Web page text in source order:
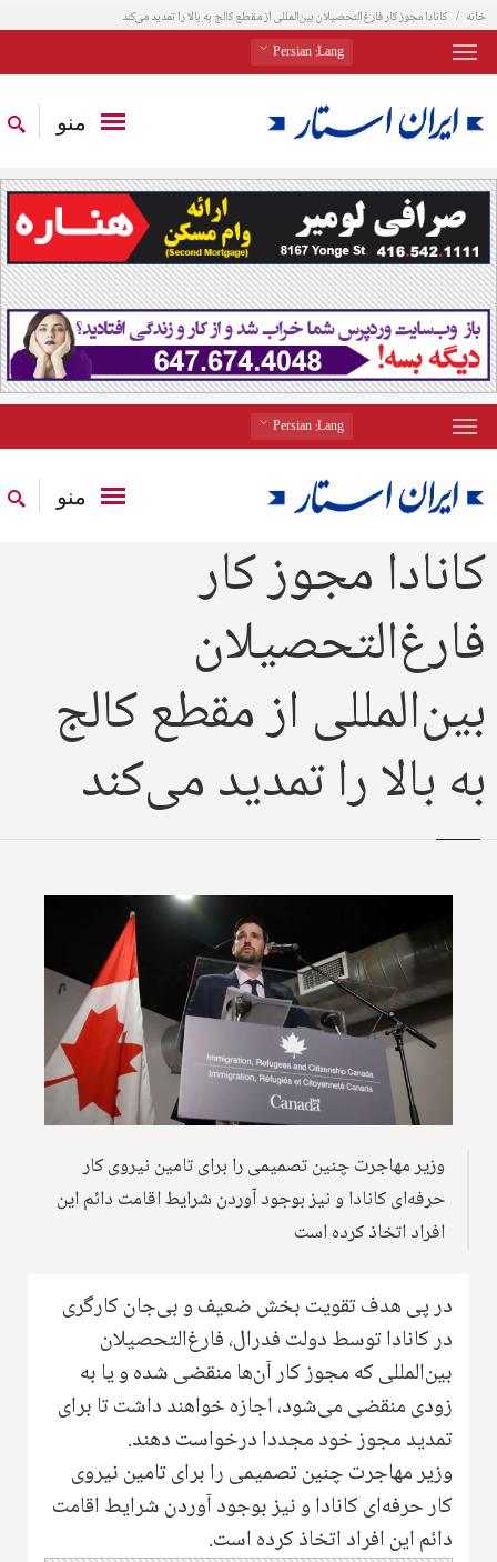
خانه کانادا مجوز کار ‌فارغ‌التحصیلان بین‌المللی از مقطع کالج به بالا را تمدید می‌کند
Lang
: Persian
منو
Lang
: Persian
منو
کانادا مجوز کار
‌فارغ‌التحصیلان
بین‌المللی از مقطع کالج
به بالا را تمدید می‌کند
وزیر مهاجرت چنین تصمیمی را برای تامین نیروی کار
حرفه‌ای کانادا و نیز بوجود آوردن شرایط اقامت دائم این
افراد اتخاذ کرده است
در پی هدف تقویت بخش ضعیف و بی‌جان کارگری
در کانادا توسط دولت فدرال، فارغ‌التحصیلان
بین‌المللی که مجوز کار آن‌ها منقضی شده و یا به
زودی منقضی می‌شود، اجازه خواهند داشت تا برای
تمدید مجوز خود مجددا درخواست دهند.
وزیر مهاجرت چنین تصمیمی را برای تامین نیروی
کار حرفه‌ای کانادا و نیز بوجود آوردن شرایط اقامت
دائم این افراد اتخاذ کرده است.